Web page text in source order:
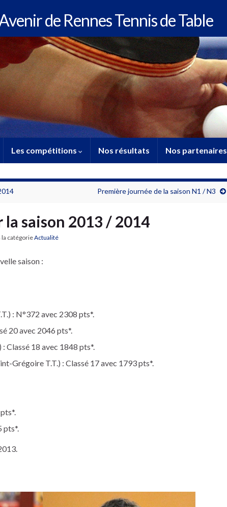
de Rennes Tennis de Table
Les compétitions Nos résultats Nos partenaires
Première journée de la saison N1 / N3
la saison 2013 / 2014
la catégorieActualité
saison :
: N°372 avec 2308 pts*.
20 avec 2046 pts*.
: Classé 18 avec 1848 pts*.
Grégoire T.T.) : Classé 17 avec 1793 pts*.
pts*.